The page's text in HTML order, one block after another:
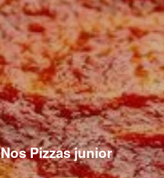
Nos Pizzas junior